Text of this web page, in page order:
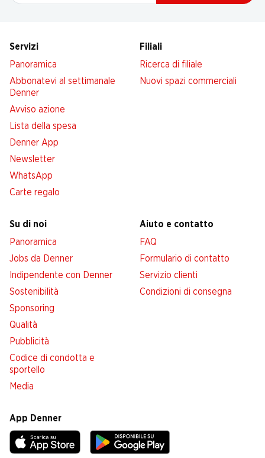
Servizi
Panoramica
Abbonatevi al settimanale
Denner
Avviso azione
Lista della spesa
Denner App
Newsletter
WhatsApp
Carte regalo
Filiali
Ricerca di filiale
Nuovi spazi commerciali
Su di noi
Panoramica
Jobs da Denner
Indipendente con Denner
Sostenibilità
Sponsoring
Qualità
Pubblicità
Codice di condotta e
sportello
Media
Aiuto e contatto
FAQ
Formulario di contatto
Servizio clienti
Condizioni di consegna
App Denner